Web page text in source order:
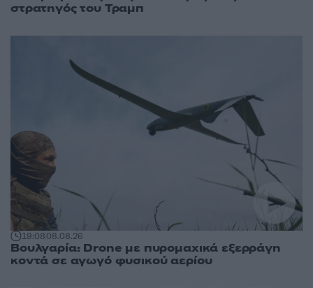
στρατηγός του Τραμπ
19:0808.08.26
Βουλγαρία: Drone με πυρομαχικά εξερράγη
κοντά σε αγωγό φυσικού αερίου